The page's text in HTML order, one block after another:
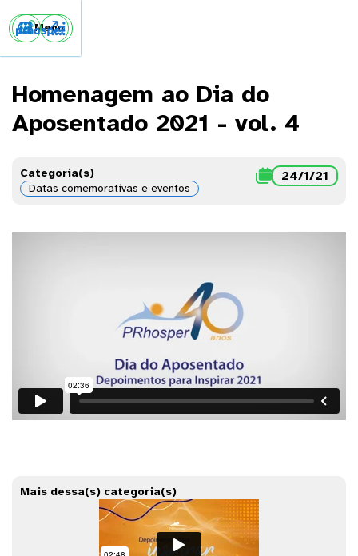
Menu
 
Homenagem ao Dia do
Aposentado 2021 - vol. 4
Categoria(s)
Datas comemorativas e eventos
 24/1/21
Mais dessa(s) categoria(s)